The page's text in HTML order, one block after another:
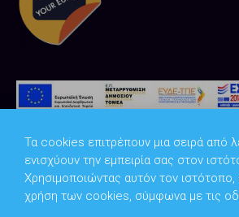
Τα cookies επιτρέπουν μια σειρά από
ενισχύουν την εμπειρία σας στον
Χρησιμοποιώντας αυτόν τον
χρήση των cookies, σύμφωνα με τις